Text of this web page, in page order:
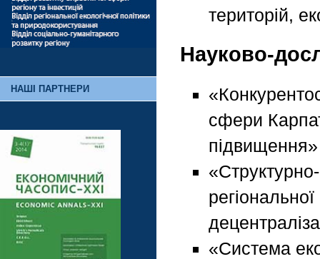
НАШІ ПАРТНЕРИ
територій,
Науково-
сфери
«Система